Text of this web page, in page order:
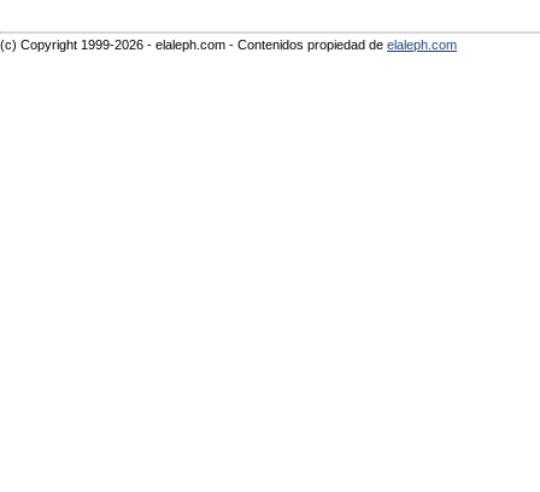
(c) Copyright 1999-2026 - elaleph.com - Contenidos propiedad de elaleph.com